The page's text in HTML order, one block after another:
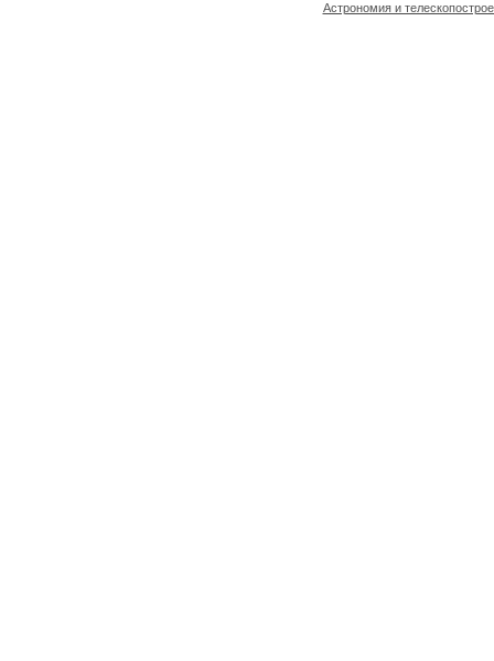
Астрономия и